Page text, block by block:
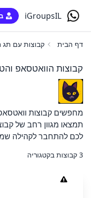
iGroupsIL
דף הבית קבוצות עם תג
קבוצות הוואטסאפ
מחפשים קבוצות
תמצאו מגוון רחב של
לכם להתחבר לקהילה
3 קבוצות בקטגוריה